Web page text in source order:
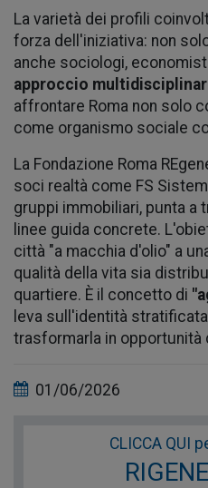
La varietà dei profili
forza dell'iniziativa: non
anche sociologi,
approccio
affrontare Roma non solo
come organismo sociale
La Fondazione Roma
soci realtà come FS
gruppi immobiliari, punta a
linee guida concrete.
città "a macchia d'olio" a
qualità della vita sia
quartiere. È il concetto di
leva sull'identità
trasformarla in opportunità
01/06/2026
CLICCA QUI